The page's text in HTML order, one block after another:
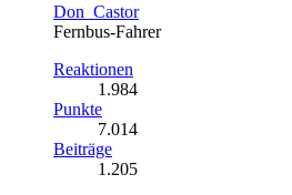
Don_Castor
Fernbus-Fahrer
Reaktionen
1.984
Punkte
7.014
Beiträge
1.205